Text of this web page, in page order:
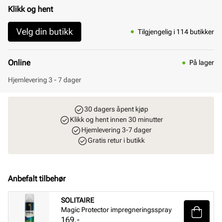
Klikk og hent
Velg din butikk Tilgjengelig i 114 butikker
Online På lager
Hjemlevering 3 - 7 dager
30 dagers åpent kjøp
Klikk og hent innen 30 minutter
Hjemlevering 3-7 dager
Gratis retur i butikk
Anbefalt tilbehør
SOLITAIRE
Magic Protector impregneringsspray
Pris
169,-